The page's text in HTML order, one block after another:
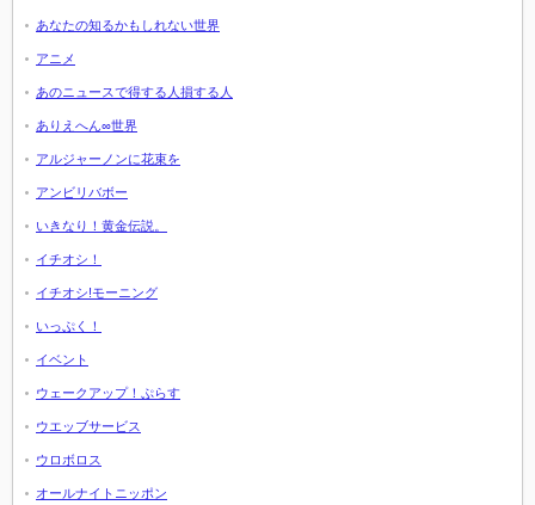
あなたの知るかもしれない世界
アニメ
あのニュースで得する人損する人
ありえへん∞世界
アルジャーノンに花束を
アンビリバボー
いきなり！黄金伝説。
イチオシ！
イチオシ!モーニング
いっぷく！
イベント
ウェークアップ！ぷらす
ウエッブサービス
ウロボロス
オールナイトニッポン